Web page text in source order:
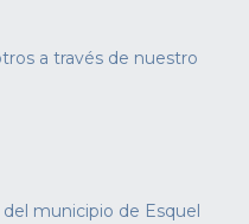
a través de nuestro
municipio de Esquel